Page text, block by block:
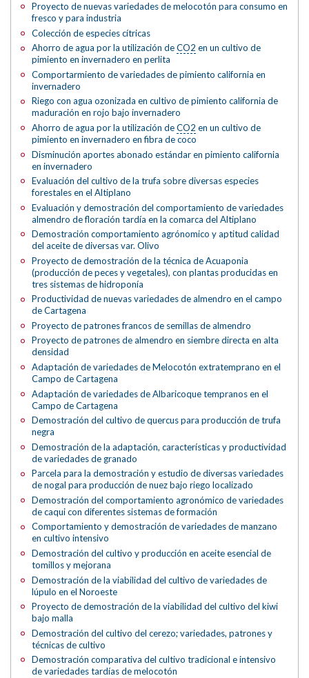
Proyecto de nuevas variedades de melocotón para consumo en
fresco y para industria
Colección de especies cítricas
Ahorro de agua por la utilización deCO2 en un cultivo de
pimiento en invernadero en perlita
Comportarmiento de variedades de pimiento california en
invernadero
Riego con agua ozonizada en cultivo de pimiento california de
maduración en rojo bajo invernadero
Ahorro de agua por la utilización deCO2 en un cultivo de
pimiento en invernadero en fibra de coco
Disminución aportes abonado estándar en pimiento california
en invernadero
Evaluación del cultivo de la trufa sobre diversas especies
forestales en el Altiplano
Evaluación y demostración del comportamiento de variedades
almendro de floración tardía en la comarca del Altiplano
Demostración comportamiento agrónomico y aptitud calidad
del aceite de diversas var. Olivo
Proyecto de demostración de la técnica de Acuaponia
(producción de peces y vegetales), con plantas producidas en
tres sistemas de hidroponía
Productividad de nuevas variedades de almendro en el campo
de Cartagena
Proyecto de patrones francos de semillas de almendro
Proyecto de patrones de almendro en siembre directa en alta
densidad
Adaptación de variedades de Melocotón extratemprano en el
Campo de Cartagena
Adaptación de variedades de Albaricoque tempranos en el
Campo de Cartagena
Demostración del cultivo de quercus para producción de trufa
negra
Demostración de la adaptación, características y productividad
de variedades de granado
Parcela para la demostración y estudio de diversas variedades
de nogal para producción de nuez bajo riego localizado
Demostración del comportamiento agronómico de variedades
de caqui con diferentes sistemas de formación
Comportamiento y demostración de variedades de manzano
en cultivo intensivo
Demostración del cultivo y producción en aceite esencial de
tomillos y mejorana
Demostración de la viabilidad del cultivo de variedades de
lúpulo en el Noroeste
Proyecto de demostración de la viabilidad del cultivo del kiwi
bajo malla
Demostración del cultivo del cerezo; variedades, patrones y
técnicas de cultivo
Demostración comparativa del cultivo tradicional e intensivo
de variedades tardías de melocotón